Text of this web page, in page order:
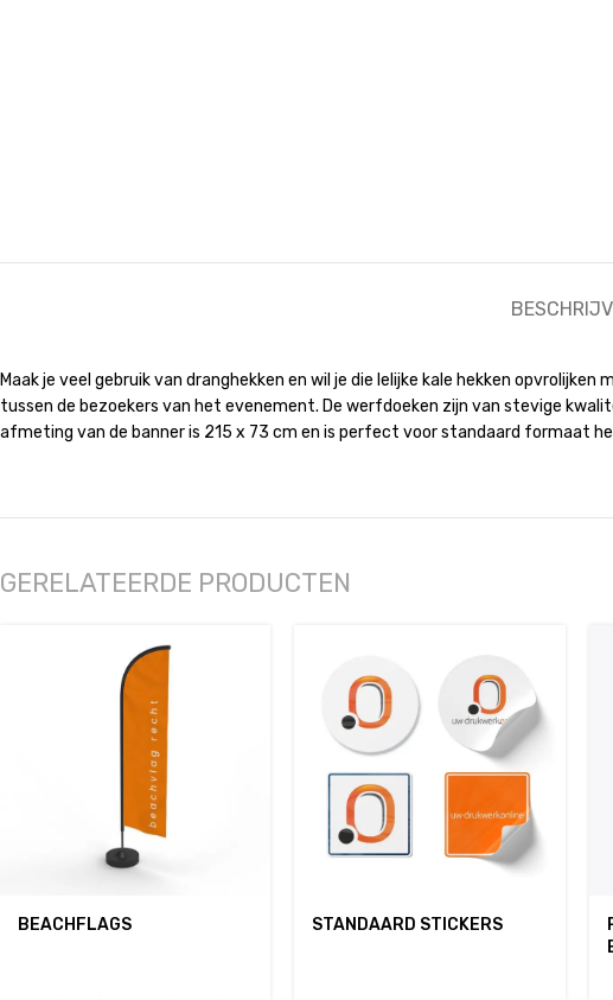
Maak je veel gebruik van dranghekken en wil je die lelijke kale hekken
tussen de bezoekers van het evenement. De werfdoeken zijn van stevige
afmeting van de banner is 215 x 73 cm en is perfect voor standaard formaat
GERELATEERDE PRODUCTEN
BEACHFLAGS STANDAARD STICKERS